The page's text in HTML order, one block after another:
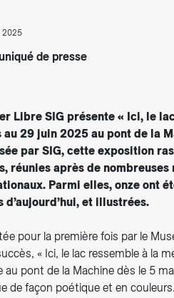
2025
de presse
Libre SIG présente « Ici, le
au 29 juin 2025 au pont de la
par SIG, cette exposition
réunies après de
Parmi elles, onze ont
d’aujourd’hui, et illustrées.
pour la première fois par le
« Ici, le lac ressemble à la
au pont de la Machine dès le 5
de façon poétique et en